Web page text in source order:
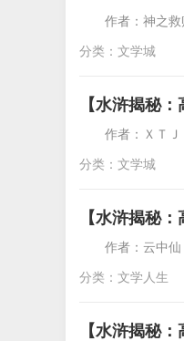
作者：神
分类： 文学城
【水浒揭秘
作者：ＸＴ
分类： 文学城
【水浒揭秘
作者：云
分类： 文学人生
【水浒揭秘